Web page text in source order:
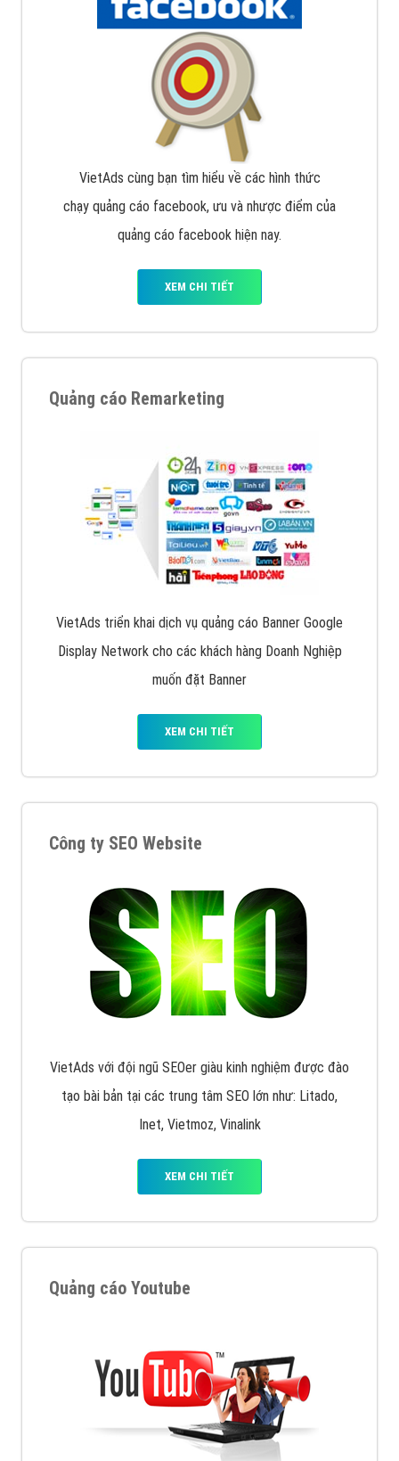
VietAds cùng bạn tìm hiểu về các hình thức
chạy quảng cáo facebook, ưu và nhược điểm của
quảng cáo facebook hiện nay.
XEM CHI TIẾT
Quảng cáo Remarketing
VietAds triển khai dịch vụ quảng cáo Banner Google
Display Network cho các khách hàng Doanh Nghiệp
muốn đặt Banner
XEM CHI TIẾT
Công ty SEO Website
VietAds với đội ngũ SEOer giàu kinh nghiệm được đào
tạo bài bản tại các trung tâm SEO lớn như: Litado,
Inet, Vietmoz, Vinalink
XEM CHI TIẾT
Quảng cáo Youtube